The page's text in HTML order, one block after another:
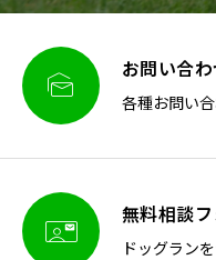
 お問い合
各種お問い
 無料相談フ
ドッグラン